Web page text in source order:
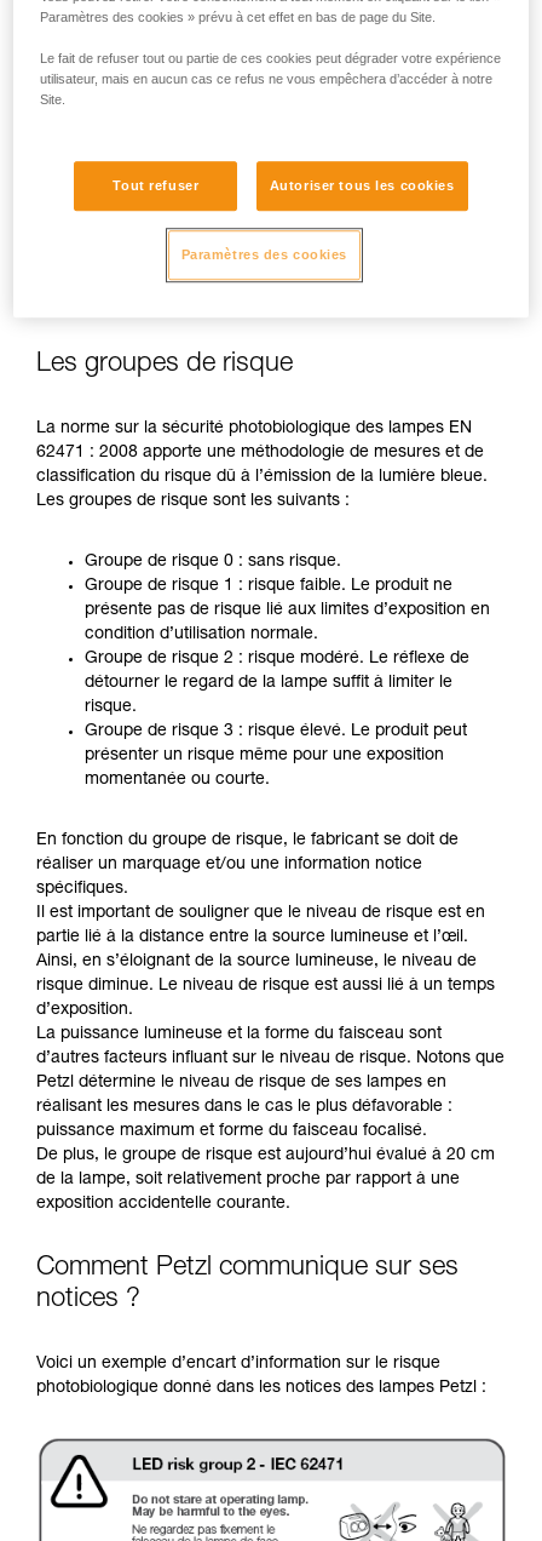
En cas d’exposition directe, répétée et à forte puissance, la
effet toxique sur la rétine, effet aggravant de la
dégénérescence maculaire, éblouissement. Ces risques
risques, même s'ils sontminimes pour un usage normal
Les groupes de risque
La norme sur la sécurité photobiologique des lampes EN
62471 : 2008 apporte une méthodologie de mesures et de
classification du risque dû à l’émission de la lumière bleue.
Les groupes de risque sont les suivants :
Groupe de risque 0 : sans risque.
Groupe de risque 1 : risque faible. Le produit ne
présente pas de risque lié aux limites d’exposition en
condition d’utilisation normale.
Groupe de risque 2 : risque modéré. Le réflexe de
détourner le regard de la lampe suffit à limiter le
risque.
Groupe de risque 3 : risque élevé. Le produit peut
présenter un risque même pour une exposition
momentanée ou courte.
En fonction du groupe de risque, le fabricant se doit de
réaliser un marquage et/ou une information notice
spécifiques.
Il est important de souligner que le niveau de risque est en
partie lié à la distance entre la source lumineuse et l’œil.
Ainsi, en s’éloignant de la source lumineuse, le niveau de
risque diminue. Le niveau de risque est aussi lié à un temps
d’exposition.
La puissance lumineuse et la forme du faisceau sont
d’autres facteurs influant sur le niveau de risque. Notons que
Petzl détermine le niveau de risque de ses lampes en
réalisant les mesures dans le cas le plus défavorable :
puissance maximum et forme du faisceau focalisé.
De plus, le groupe de risque est aujourd’hui évalué à 20 cm
de la lampe, soit relativement proche par rapport à une
exposition accidentelle courante.
Comment Petzl communique sur ses
notices ?
Voici un exemple d’encart d’information sur le risque
photobiologique donné dans les notices des lampes Petzl :
Paramètres des cookies » prévu à cet effet en bas de page du Site.
Le fait de refuser tout ou partie de ces cookies peut dégrader votre expérience
utilisateur, mais en aucun cas ce refus ne vous empêchera d’accéder à notre
Site.
Tout refuser Autoriser tous les cookies
Paramètres des cookies